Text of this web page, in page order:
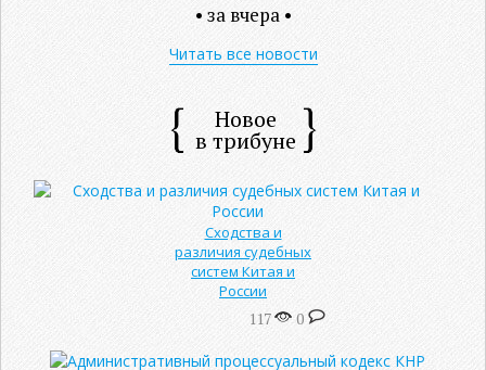
• за вчера •
Читать все новости
Новое
в трибуне
Сходства и
различия судебных
систем Китая и
России
117 0